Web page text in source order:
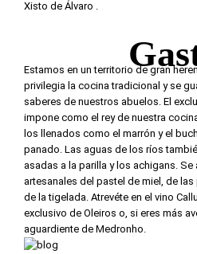
Xisto de Álvaro .
Estamos en un territorio de gran
privilegia la cocina tradicional y se
saberes de nuestros abuelos. El
impone como el rey de nuestra
los llenados como el marrón y el
panado. Las aguas de los ríos
asadas a la parilla y los achigans.
artesanales del pastel de miel, de
de la tigelada. Atrevéte en el vino
exclusivo de Oleiros o, si eres más
aguardiente de Medronho.